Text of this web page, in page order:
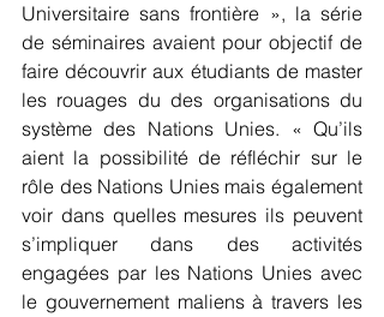
Universitaire sans frontière », la série
de séminaires avaient pour objectif de
faire découvrir aux étudiants de master
les rouages du des organisations du
système des Nations Unies. « Qu’ils
aient la possibilité de réfléchir sur le
rôle des Nations Unies mais également
voir dans quelles mesures ils peuvent
s’impliquer dans des activités
engagées par les Nations Unies avec
le gouvernement maliens à travers les